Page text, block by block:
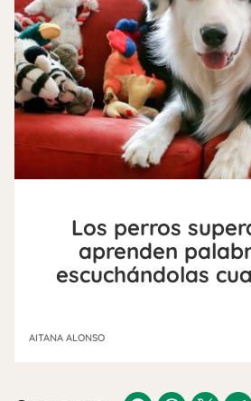
Los perros
aprenden
escuchándolas
AITANA ALONSO